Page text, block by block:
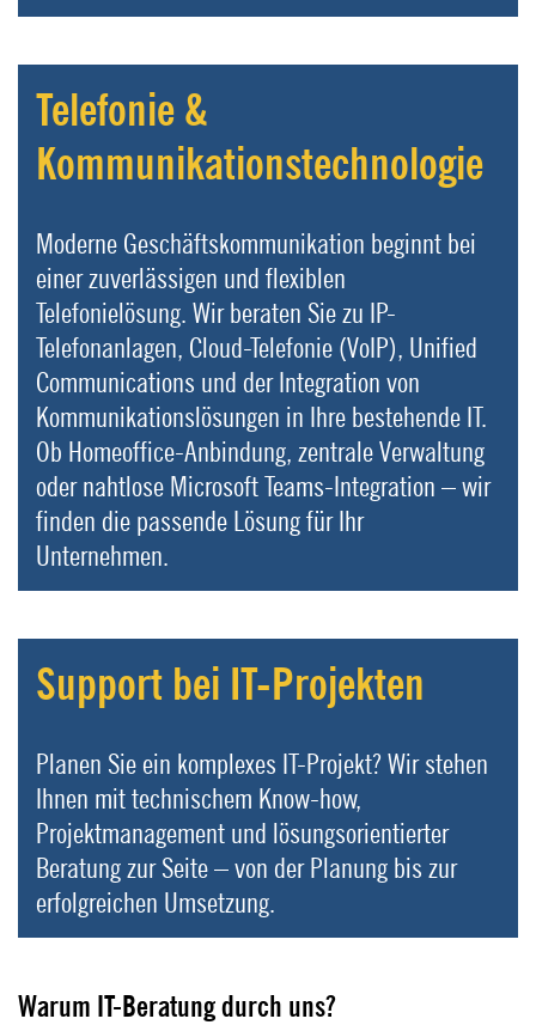
Telefonie &
Kommunikationstechnologie
Moderne Geschäftskommunikation beginnt bei
einer zuverlässigen und flexiblen
Telefonielösung. Wir beraten Sie zu IP-
Telefonanlagen, Cloud-Telefonie (VoIP), Unified
Communications und der Integration von
Kommunikationslösungen in Ihre bestehende IT.
Ob Homeoffice-Anbindung, zentrale Verwaltung
oder nahtlose Microsoft Teams-Integration – wir
finden die passende Lösung für Ihr
Unternehmen.
Support bei IT-Projekten
Planen Sie ein komplexes IT-Projekt? Wir stehen
Ihnen mit technischem Know-how,
Projektmanagement und lösungsorientierter
Beratung zur Seite – von der Planung bis zur
erfolgreichen Umsetzung.
Warum IT-Beratung durch uns?